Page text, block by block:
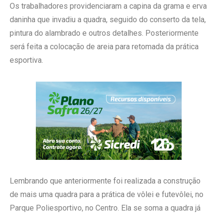
Os trabalhadores providenciaram a capina da grama e erva
daninha que invadiu a quadra, seguido do conserto da tela,
pintura do alambrado e outros detalhes. Posteriormente
será feita a colocação de areia para retomada da prática
esportiva.
Lembrando que anteriormente foi realizada a construção
de mais uma quadra para a prática de vôlei e futevôlei, no
Parque Poliesportivo, no Centro. Ela se soma a quadra já